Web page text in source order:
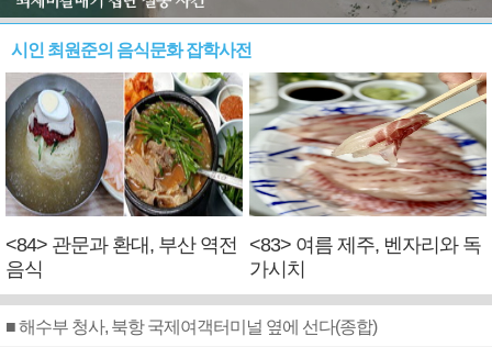
시인 최원준의 음식문화 잡학사전
<84> 관문과 환대, 부산 역전
음식
<83> 여름 제주, 벤자리와 독
가시치
■ 해수부 청사, 북항 국제여객터미널 옆에 선다(종합)